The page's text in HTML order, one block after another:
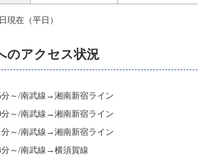
現在（平日）
のアクセス状況
分～/南武線→湘南新宿ライン
分～/南武線→湘南新宿ライン
分～/南武線→湘南新宿ライン
分～/南武線→横須賀線